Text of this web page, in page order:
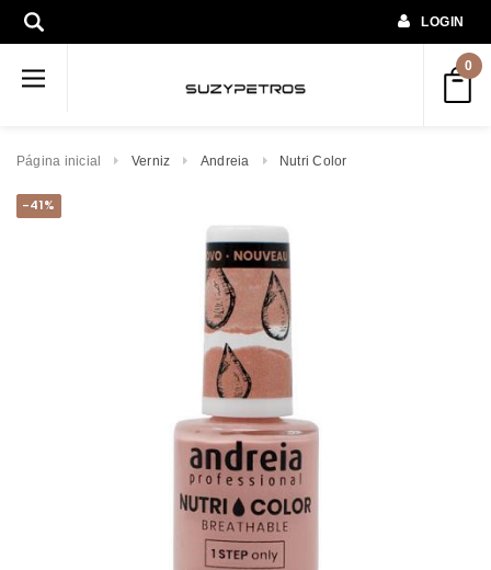
LOGIN
0
Página inicial Verniz Andreia Nutri Color
-41%